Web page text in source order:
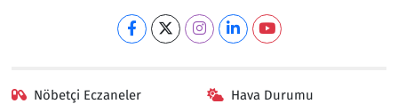
Nöbetçi Eczaneler Hava Durumu